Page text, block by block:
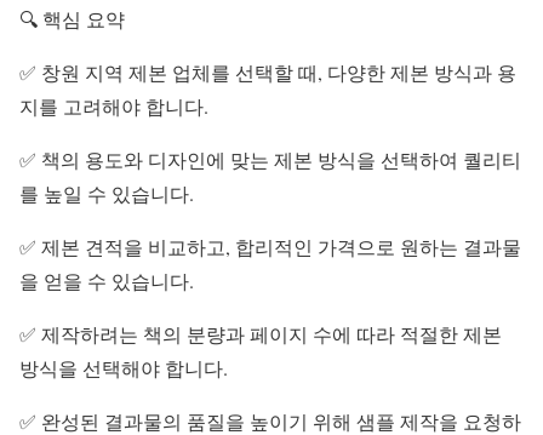
🔍 핵심 요약
✅ 창원 지역 제본 업체를 선택할 때, 다양한 제본 방식과 용
지를 고려해야 합니다.
✅ 책의 용도와 디자인에 맞는 제본 방식을 선택하여 퀄리티
를 높일 수 있습니다.
✅ 제본 견적을 비교하고, 합리적인 가격으로 원하는 결과물
을 얻을 수 있습니다.
✅ 제작하려는 책의 분량과 페이지 수에 따라 적절한 제본
방식을 선택해야 합니다.
✅ 완성된 결과물의 품질을 높이기 위해 샘플 제작을 요청하